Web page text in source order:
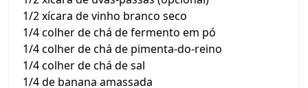
1/2 xícara de vinho branco seco
1/4 colher de chá de fermento em pó
1/4 colher de chá de pimenta-do-reino
1/4 colher de chá de sal
1/4 de banana amassada